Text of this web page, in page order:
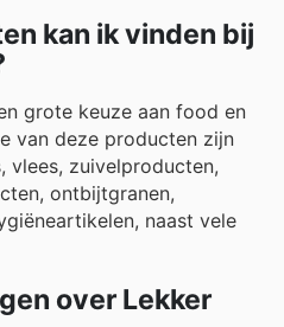
kan ik vinden bij
grote keuze aan food en
van deze producten zijn
vlees, zuivelproducten,
ontbijtgranen,
naast vele
over Lekker